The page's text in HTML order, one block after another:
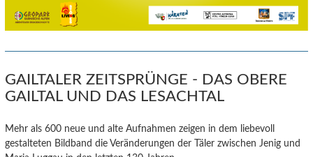
GAILTALER ZEITSPRÜNGE - DAS OBERE
GAILTAL UND DAS LESACHTAL
Mehr als 600 neue und alte Aufnahmen zeigen in dem liebevoll
gestalteten Bildband die Veränderungen der Täler zwischen Jenig und